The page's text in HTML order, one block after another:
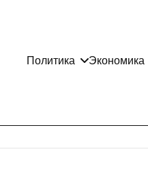
Политика Экономика